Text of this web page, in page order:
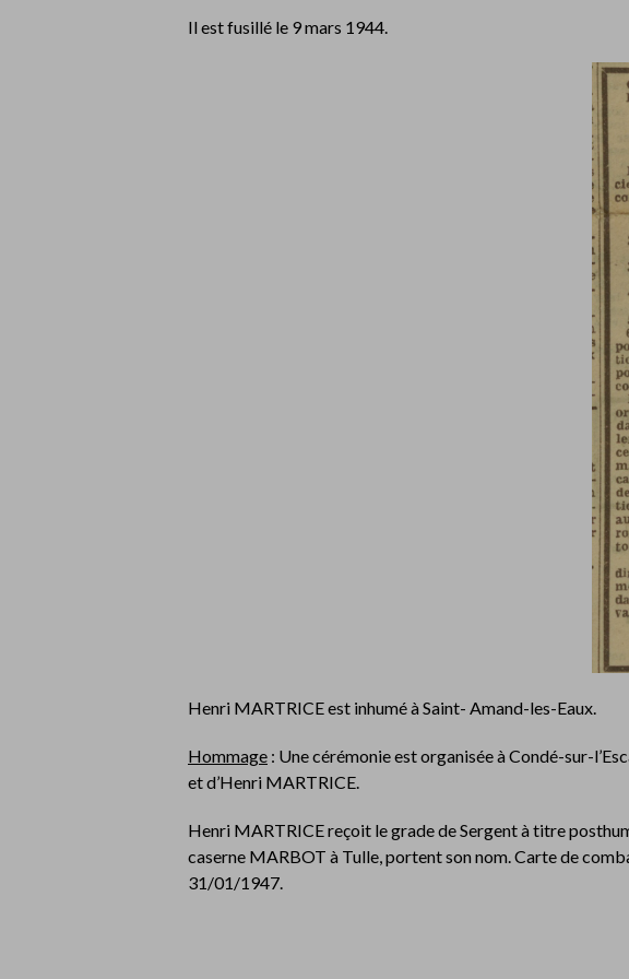
Il est fusillé le 9 mars 1944.
Henri MARTRICE est inhumé à Saint- Amand-les-Eaux.
Hommage : Une cérémonie est organisée à Condé-sur-
et d’Henri MARTRICE.
Henri MARTRICE reçoit le grade de Sergent à titre
caserne MARBOT à Tulle, portent son nom. Carte de
31/01/1947.